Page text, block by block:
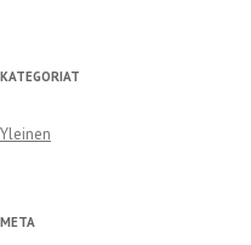
KATEGORIAT
Yleinen
META